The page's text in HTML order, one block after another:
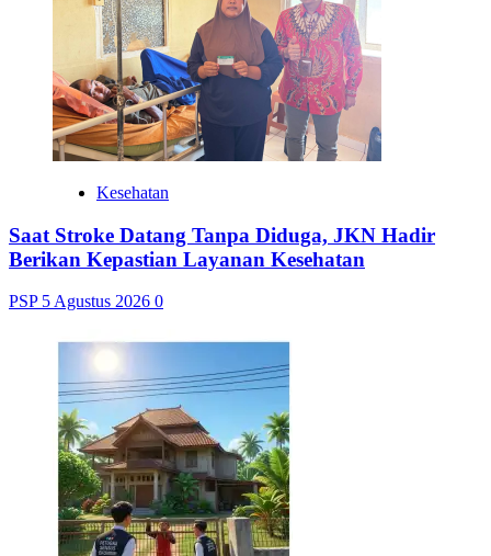
Kesehatan
Saat Stroke Datang Tanpa Diduga, JKN Hadir
Berikan Kepastian Layanan Kesehatan
PSP 5 Agustus 2026 0